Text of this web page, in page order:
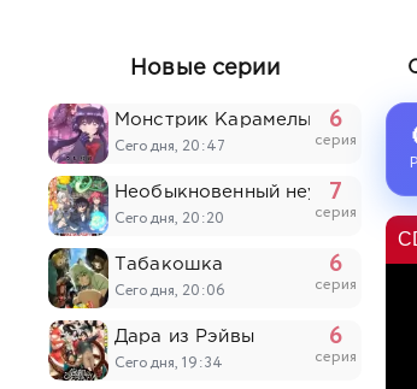
Новые серии
Монстрик Карамелька
Сегодня, 20:47
6
серия
Необыкновенный неудачник:
Сегодня, 20:20
7
серия
Табакошка
Сегодня, 20:06
6
серия
Дара из Рэйвы
Сегодня, 19:34
6
серия